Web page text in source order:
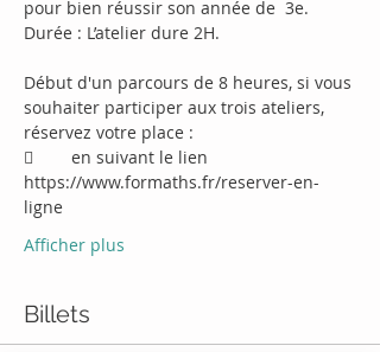
Début d'un parcours de 8 heures, si vous
souhaiter participer aux trois ateliers,
	en suivant le lien
https://www.formaths.fr/reserver-en-
Afficher plus
Billets